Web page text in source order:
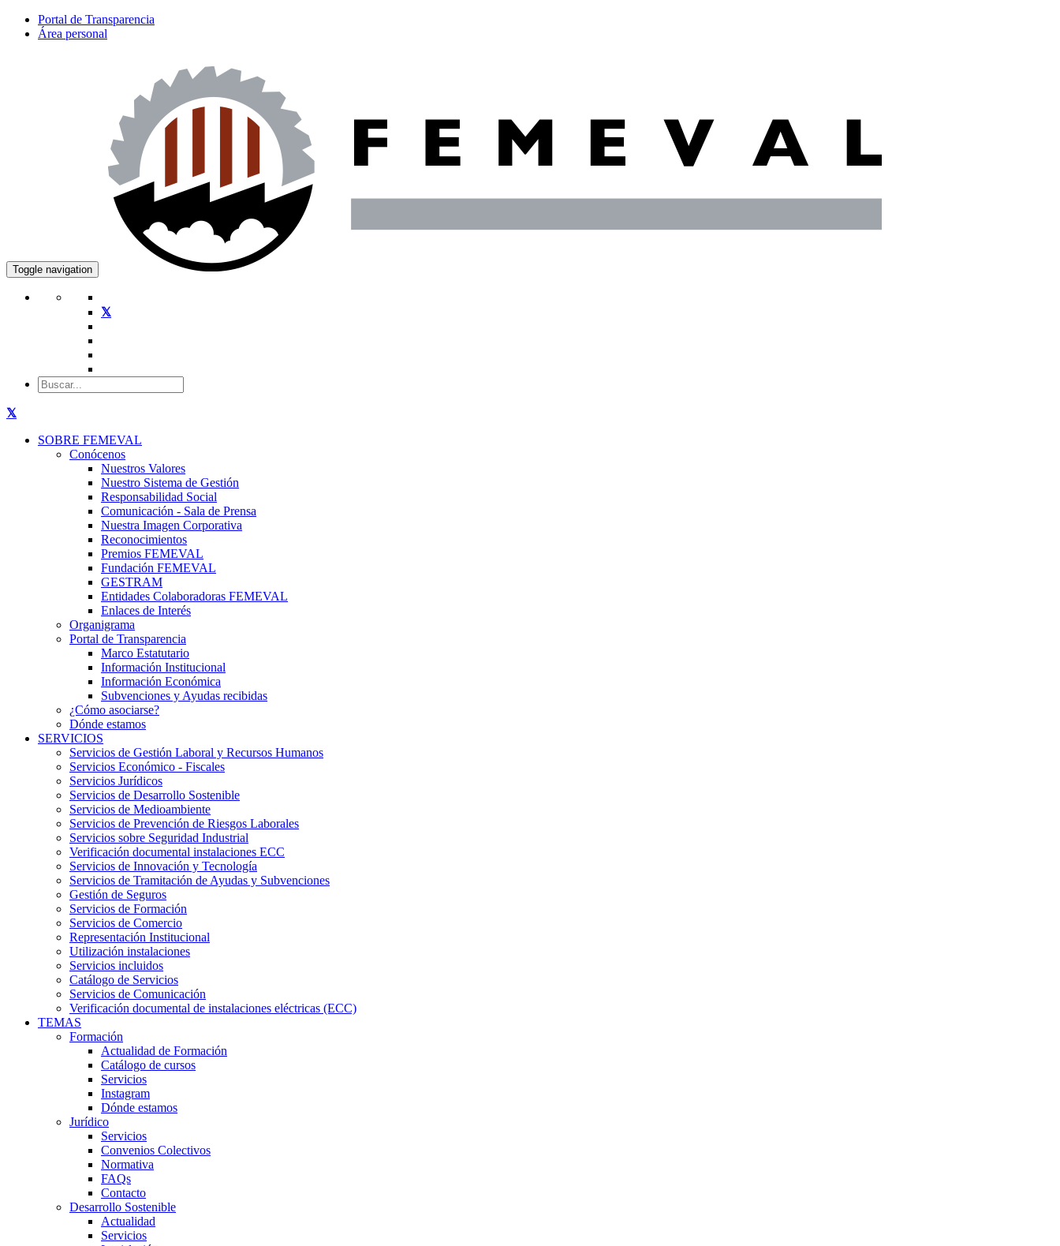
Portal de Transparencia
Área personal
Toggle navigation
SOBRE FEMEVAL
Conócenos
Nuestros Valores
Nuestro Sistema de Gestión
Responsabilidad Social
Comunicación - Sala de Prensa
Nuestra Imagen Corporativa
Reconocimientos
Premios FEMEVAL
Fundación FEMEVAL
GESTRAM
Entidades Colaboradoras FEMEVAL
Enlaces de Interés
Organigrama
Portal de Transparencia
Marco Estatutario
Información Institucional
Información Económica
Subvenciones y Ayudas recibidas
¿Cómo asociarse?
Dónde estamos
SERVICIOS
Servicios de Gestión Laboral y Recursos Humanos
Servicios Económico - Fiscales
Servicios Jurídicos
Servicios de Desarrollo Sostenible
Servicios de Medioambiente
Servicios de Prevención de Riesgos Laborales
Servicios sobre Seguridad Industrial
Verificación documental instalaciones ECC
Servicios de Innovación y Tecnología
Servicios de Tramitación de Ayudas y Subvenciones
Gestión de Seguros
Servicios de Formación
Servicios de Comercio
Representación Institucional
Utilización instalaciones
Servicios incluidos
Catálogo de Servicios
Servicios de Comunicación
Verificación documental de instalaciones eléctricas (ECC)
TEMAS
Formación
Actualidad de Formación
Catálogo de cursos
Servicios
Instagram
Dónde estamos
Jurídico
Servicios
Convenios Colectivos
Normativa
FAQs
Contacto
Desarrollo Sostenible
Actualidad
Servicios